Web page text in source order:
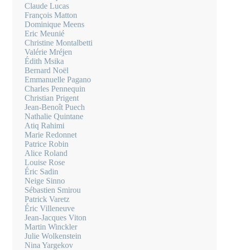
Claude Lucas
François Matton
Dominique Meens
Eric Meunié
Christine Montalbetti
Valérie Mréjen
Édith Msika
Bernard Noël
Emmanuelle Pagano
Charles Pennequin
Christian Prigent
Jean-Benoît Puech
Nathalie Quintane
Atiq Rahimi
Marie Redonnet
Patrice Robin
Alice Roland
Louise Rose
Éric Sadin
Neige Sinno
Sébastien Smirou
Patrick Varetz
Éric Villeneuve
Jean-Jacques Viton
Martin Winckler
Julie Wolkenstein
Nina Yargekov